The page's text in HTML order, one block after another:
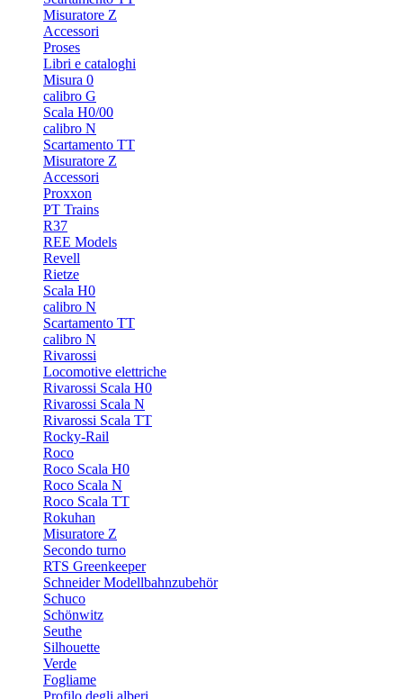
Misuratore Z
Accessori
Proses
Libri e cataloghi
Misura 0
calibro G
Scala H0/00
calibro N
Scartamento TT
Misuratore Z
Accessori
Proxxon
PT Trains
R37
REE Models
Revell
Rietze
Scala H0
calibro N
Scartamento TT
calibro N
Rivarossi
Locomotive elettriche
Rivarossi Scala H0
Rivarossi Scala N
Rivarossi Scala TT
Rocky-Rail
Roco
Roco Scala H0
Roco Scala N
Roco Scala TT
Rokuhan
Misuratore Z
Secondo turno
RTS Greenkeeper
Schneider Modellbahnzubehör
Schuco
Schönwitz
Seuthe
Silhouette
Verde
Fogliame
Profilo degli alberi